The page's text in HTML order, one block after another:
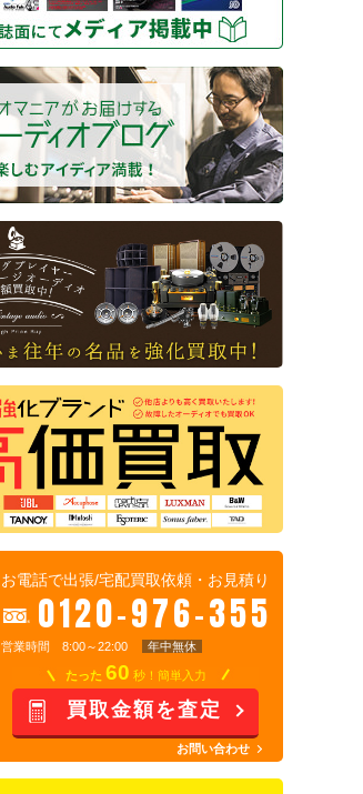
お電話で出張/宅配買取依頼・お見積り
0120-976-355
営業時間 8:00～22:00 年中無休
たった 60 秒！簡単入力
買取金額を査定
お問い合わせ